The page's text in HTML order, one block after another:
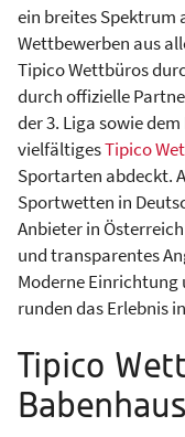
ein breites Spektrum
Wettbewerben aus
Tipico Wettbüros
durch offizielle
der 3. Liga sowie
vielfältigesTipico
Sportarten abdeckt.
Sportwetten in
Anbieter in
und transparentes
Moderne Einrichtung
runden das Erlebnis
Tipico